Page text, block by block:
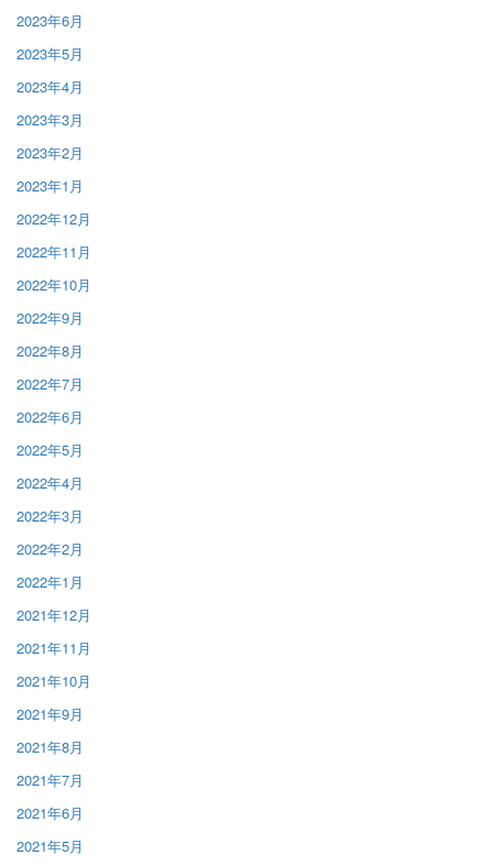
2023年6月
2023年5月
2023年4月
2023年3月
2023年2月
2023年1月
2022年12月
2022年11月
2022年10月
2022年9月
2022年8月
2022年7月
2022年6月
2022年5月
2022年4月
2022年3月
2022年2月
2022年1月
2021年12月
2021年11月
2021年10月
2021年9月
2021年8月
2021年7月
2021年6月
2021年5月